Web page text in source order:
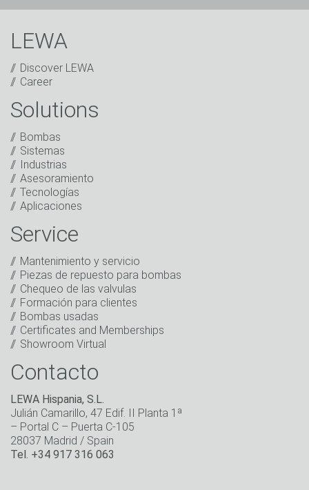
Captcha
Verificación Anti-Robot
Haga clic para iniciar la verificación
He leído la política de privacidad. Autorizo el
tratamiento de mis datos con fines comerciales.
Esto incluye el envío de nuestro boletín de noticias y
de otras informaciones sobre nuevos productos,
noticias de la empresa, promociones, invitaciones a
Mantenerse en contacto
* Campo obligatorio
LEWA
Discover LEWA
Career
Solutions
Bombas
Sistemas
Industrias
Asesoramiento
Tecnologías
Aplicaciones
Service
Mantenimiento y servicio
Piezas de repuesto para bombas
Chequeo de las valvulas
Formación para clientes
Bombas usadas
Certificates and Memberships
Showroom Virtual
Contacto
LEWA Hispania, S.L.
Julián Camarillo, 47 Edif. II Planta 1ª
– Portal C – Puerta C-105
28037 Madrid / Spain
Tel. +34 917 316 063